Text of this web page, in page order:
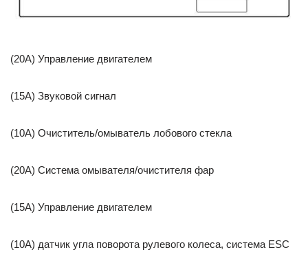
(20A) Управление двигателем
(15A) Звуковой сигнал
(10A) Очиститель/омыватель лобового стекла
(20A) Система омывателя/очистителя фар
(15A) Управление двигателем
(10A) датчик угла поворота рулевого колеса, система ESC